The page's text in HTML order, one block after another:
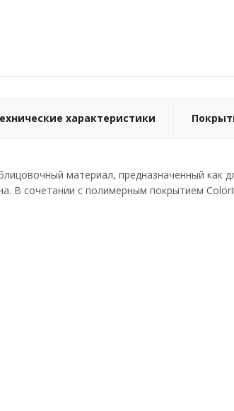
характеристики
материал, предназначенный
В сочетании с полимерным покрытием